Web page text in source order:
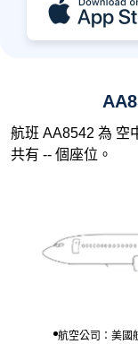
航班 AA8542 為 空
共有 -- 個座位。
航空公司：美國